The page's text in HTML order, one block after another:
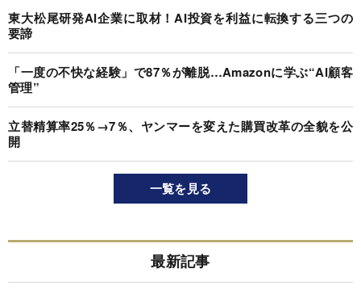
東大松尾研発AI企業に取材！AI投資を利益に転換する三つの
要諦
「一度の不快な経験」で87％が離脱…Amazonに学ぶ“AI顧客
管理”
立替精算率25％→7％、ヤンマーを変えた購買改革の全貌を公
開
一覧を見る
最新記事